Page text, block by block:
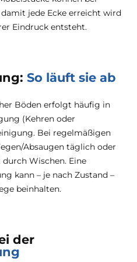
jede Ecke erreicht wird
Eindruck entsteht.
So läuft sie ab
Böden erfolgt häufig in
(Kehren oder
Bei regelmäßigen
Absaugen täglich oder
Wischen. Eine
kann – je nach Zustand –
beinhalten.
der